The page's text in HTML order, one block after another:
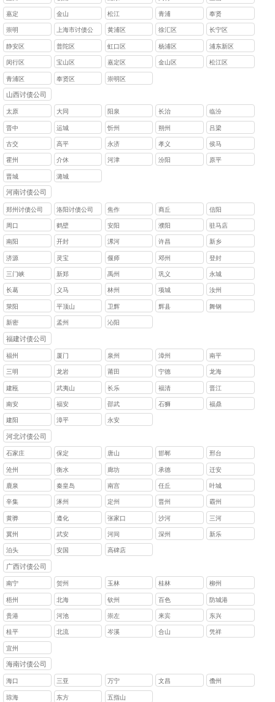
嘉定 金山 松江 青浦 奉贤
崇明
上海市讨债公
司
黄浦区 徐汇区 长宁区
静安区 普陀区 虹口区 杨浦区 浦东新区
闵行区 宝山区 嘉定区 金山区 松江区
青浦区 奉贤区 崇明区
山西讨债公司
太原 大同 阳泉 长治 临汾
晋中 运城 忻州 朔州 吕梁
古交 高平 永济 孝义 侯马
霍州 介休 河津 汾阳 原平
晋城 潞城
河南讨债公司
郑州讨债公司 洛阳讨债公司 焦作 商丘 信阳
周口 鹤壁 安阳 濮阳 驻马店
南阳 开封 漯河 许昌 新乡
济源 灵宝 偃师 邓州 登封
三门峡 新郑 禹州 巩义 永城
长葛 义马 林州 项城 汝州
荥阳 平顶山 卫辉 辉县 舞钢
新密 孟州 沁阳
福建讨债公司
福州 厦门 泉州 漳州 南平
三明 龙岩 莆田 宁德 龙海
建瓯 武夷山 长乐 福清 晋江
南安 福安 邵武 石狮 福鼎
建阳 漳平 永安
河北讨债公司
石家庄 保定 唐山 邯郸 邢台
沧州 衡水 廊坊 承德 迁安
鹿泉 秦皇岛 南宫 任丘 叶城
辛集 涿州 定州 晋州 霸州
黄骅 遵化 张家口 沙河 三河
冀州 武安 河间 深州 新乐
泊头 安国 高碑店
广西讨债公司
南宁 贺州 玉林 桂林 柳州
梧州 北海 钦州 百色 防城港
贵港 河池 崇左 来宾 东兴
桂平 北流 岑溪 合山 凭祥
宜州
海南讨债公司
海口 三亚 万宁 文昌 儋州
琼海 东方 五指山